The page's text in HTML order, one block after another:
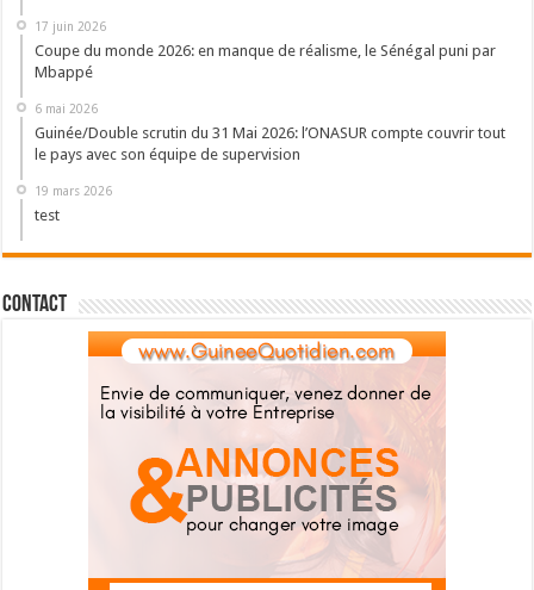
17 juin 2026
Coupe du monde 2026: en manque de réalisme, le Sénégal puni par
Mbappé
6 mai 2026
Guinée/Double scrutin du 31 Mai 2026: l’ONASUR compte couvrir tout
le pays avec son équipe de supervision
19 mars 2026
test
Contact